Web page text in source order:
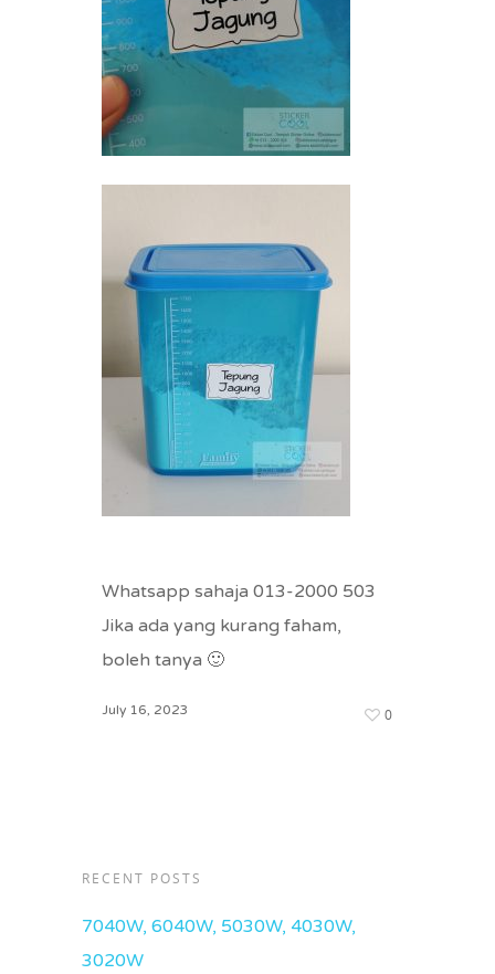
Whatsapp sahaja 013-2000 503
Jika ada yang kurang faham,
boleh tanya 🙂
July 16, 2023 0
RECENT POSTS
7040W, 6040W, 5030W, 4030W,
3020W